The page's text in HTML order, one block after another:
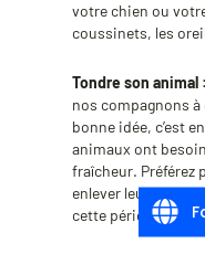
votre chien ou
coussinets, les
Tondre son animal :
nos compagnons
bonne idée, c’est
animaux ont
fraîcheur. Préférez
enlever leur sous-
cette période.